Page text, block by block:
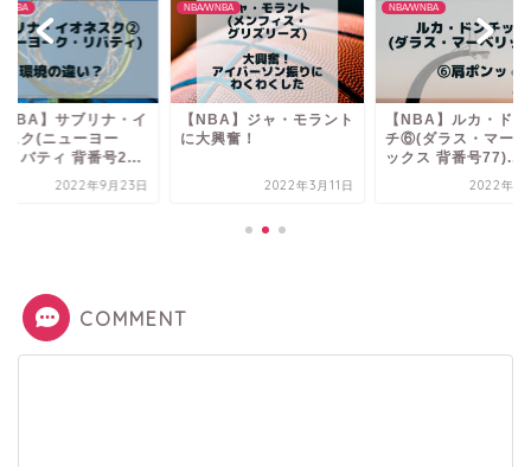
】サブリナ・イ
スク(ニューヨー
リバティ 背番号2...
2022年9月23日
NBA/WNBA
【NBA】ジャ・モラント
に大興奮！
2022年3月11日
NBA/WNBA
【NBA】ルカ・ド
チ⑥(ダラス・マーベ
ックス 背番号77)...
2022年11
COMMENT